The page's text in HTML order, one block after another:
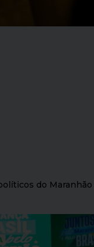
do Maranhão